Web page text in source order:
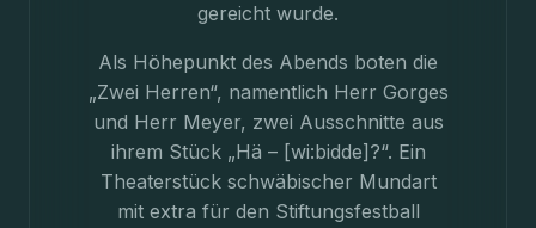
gereicht wurde.
Als Höhepunkt des Abends boten die
„Zwei Herren“, namentlich Herr Gorges
und Herr Meyer, zwei Ausschnitte aus
ihrem Stück „Hä – [wi:bidde]?“. Ein
Theaterstück schwäbischer Mundart
mit extra für den Stiftungsfestball